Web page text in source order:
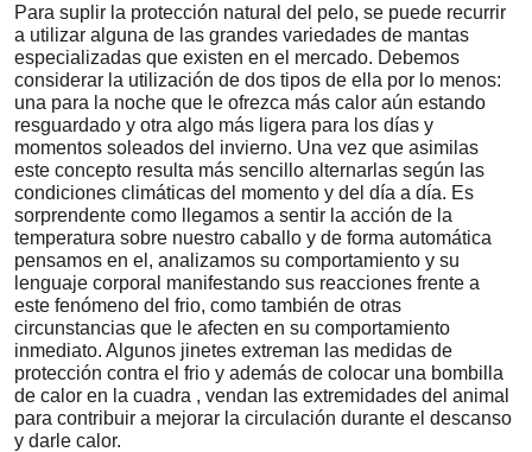
Para suplir la protección natural del pelo, se puede recurrir
a utilizar alguna de las grandes variedades de mantas
especializadas que existen en el mercado. Debemos
considerar la utilización de dos tipos de ella por lo menos:
una para la noche que le ofrezca más calor aún estando
resguardado y otra algo más ligera para los días y
momentos soleados del invierno. Una vez que asimilas
este concepto resulta más sencillo alternarlas según las
condiciones climáticas del momento y del día a día. Es
sorprendente como llegamos a sentir la acción de la
temperatura sobre nuestro caballo y de forma automática
pensamos en el, analizamos su comportamiento y su
lenguaje corporal manifestando sus reacciones frente a
este fenómeno del frio, como también de otras
circunstancias que le afecten en su comportamiento
inmediato. Algunos jinetes extreman las medidas de
protección contra el frio y además de colocar una bombilla
de calor en la cuadra , vendan las extremidades del animal
para contribuir a mejorar la circulación durante el descanso
y darle calor.